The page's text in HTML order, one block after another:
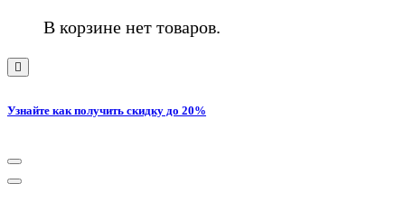
В корзине нет товаров.
Узнайте как получить скидку до 20%